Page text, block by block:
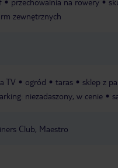
zewnętrznych
TV ogród taras sklep z
niezadaszony, w cenie
Club, Maestro